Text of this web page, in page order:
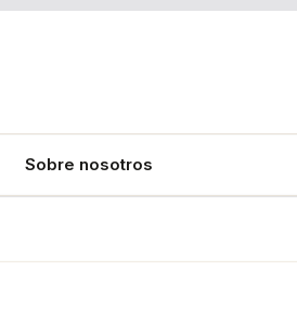
Sobre nosotros